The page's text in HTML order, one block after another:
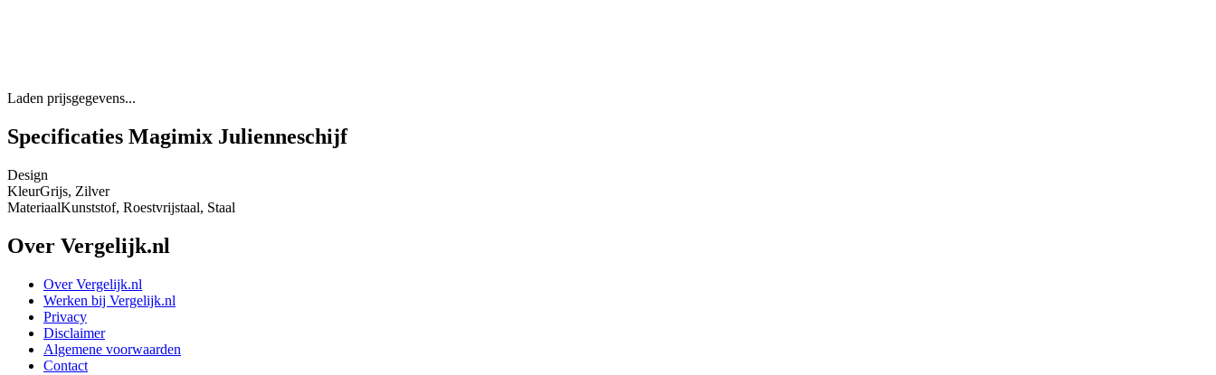
Laden prijsgegevens...
Specificaties Magimix Julienneschijf
Design
KleurGrijs, Zilver
MateriaalKunststof, Roestvrijstaal, Staal
Over Vergelijk.nl
Over Vergelijk.nl
Werken bij Vergelijk.nl
Privacy
Disclaimer
Algemene voorwaarden
Contact